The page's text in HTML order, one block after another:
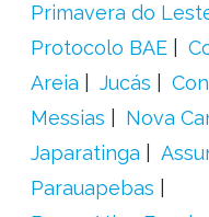
Primavera do
Protocolo BAE
Areia
Jucás
Messias
Nova
Japaratinga
Parauapebas